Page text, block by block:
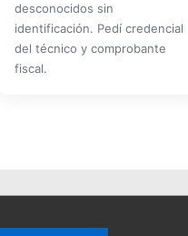
desconocidos sin
identificación. Pedí credencial
del técnico y comprobante
fiscal.